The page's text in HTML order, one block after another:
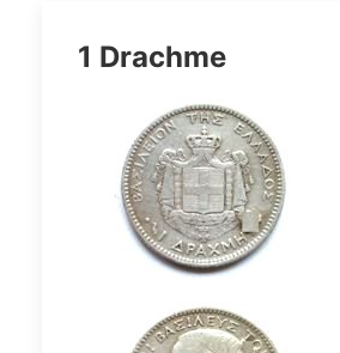
1 Drachme